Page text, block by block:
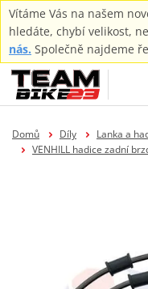
Vítáme Vás na našem
hledáte, chybí velikost,
nás. Společně najdeme
Domů Díly Lanka a
VENHILL hadice zadní